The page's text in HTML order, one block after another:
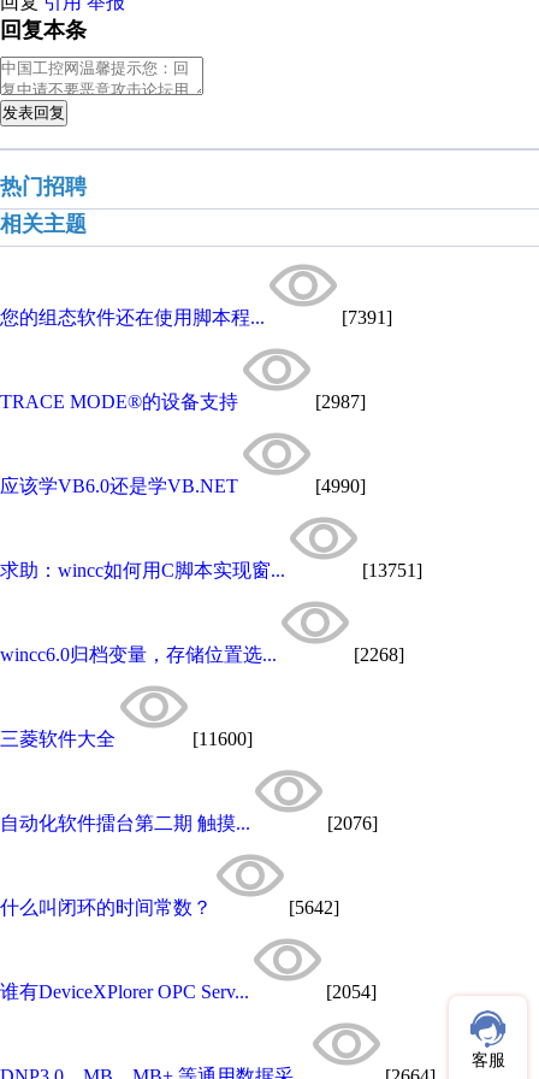
回复本条
发表回复
热门招聘
相关主题
您的组态软件还在使用脚本程... [7391]
TRACE MODE®的设备支持 [2987]
应该学VB6.0还是学VB.NET [4990]
求助：wincc如何用C脚本实现窗... [13751]
wincc6.0归档变量，存储位置选... [2268]
三菱软件大全 [11600]
自动化软件擂台第二期 触摸... [2076]
什么叫闭环的时间常数？ [5642]
谁有DeviceXPlorer OPC Serv... [2054]
客服